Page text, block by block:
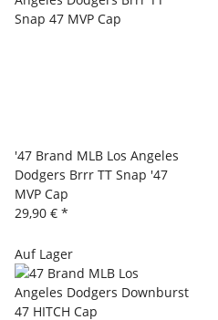
'47 Brand MLB Los Angeles
Dodgers Brrr TT Snap '47
MVP Cap
29,90 € *
Auf Lager